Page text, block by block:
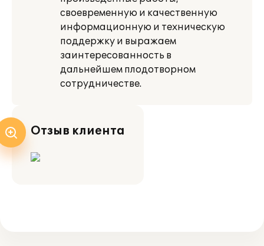
своевременную и качественную
информационную и техническую
поддержку и выражаем
заинтересованность в
дальнейшем плодотворном
сотрудничестве.
Отзыв клиента